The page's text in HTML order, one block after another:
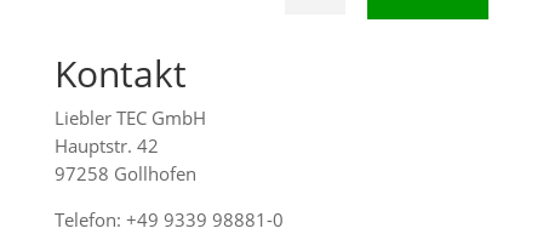
Kontakt
Liebler TEC GmbH
Hauptstr. 42
97258 Gollhofen
Telefon: +49 9339 98881-0